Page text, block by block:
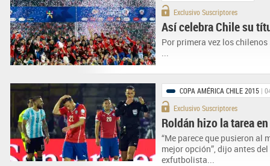
Exclusivo Suscriptores
Así celebra Chile su
Por primera vez los
...
COPA AMÉRICA CHILE 2015 |
Exclusivo Suscriptores
Roldán hizo la tarea
“Me parece que pusieron al
mejor opción”, dijo antes
exfutbolista...